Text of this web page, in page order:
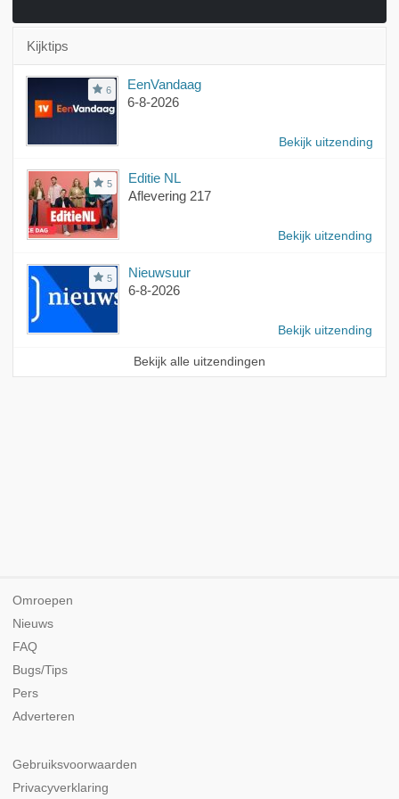
Kijktips
6
EenVandaag
6-8-2026
Bekijk uitzending
5
Editie NL
Aflevering 217
Bekijk uitzending
5
Nieuwsuur
6-8-2026
Bekijk uitzending
Bekijk alle uitzendingen
Omroepen
Nieuws
FAQ
Bugs/Tips
Pers
Adverteren
Gebruiksvoorwaarden
Privacyverklaring